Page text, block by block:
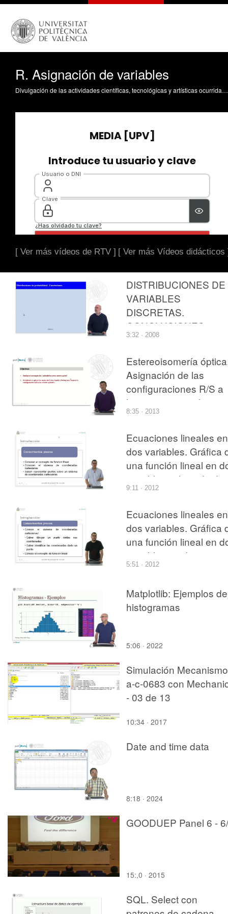
R. Asignación de variables
Divulgación de las actividades científicas, tecnológicas y artísticas ocurridas en los tres campus de la UPV
[ Ver más vídeos de RTV ] [ Ver más Vídeos didácticos
DISTRIBUCIONES DE
VARIABLES
DISCRETAS.
CONCLUSIONES
3:32 · 2008
Estereoisomería
Asignación de las
configuraciones R/S a
los centros quirales
8:35 · 2013
Ecuaciones lineales en
dos variables. Gráfica
una función lineal en
variables utilizando
puntos
9:11 · 2012
Ecuaciones lineales en
dos variables. Gráfica
una función lineal en
variables mediante
puntos de la función
5:51 · 2012
Matplotlib: Ejemplos de
histogramas
5:06 · 2022
Simulación Mecanismo
a-c-0683 con
- 03 de 13
10:34 · 2017
Date and time data
8:18 · 2024
GOODUEP Panel 6 -
15:,0 · 2015
SQL. Select con